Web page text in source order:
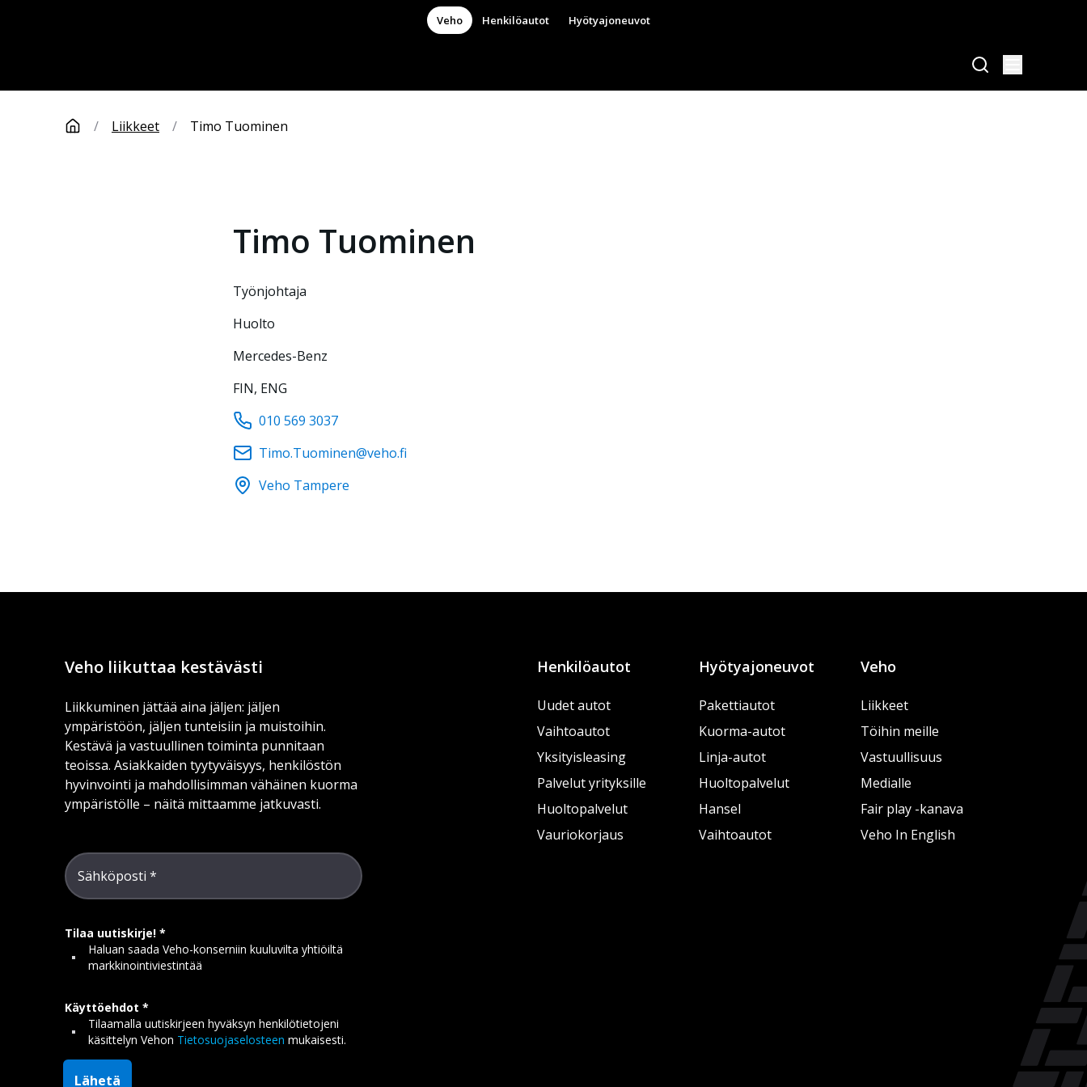
Veho Henkilöautot Hyötyajoneuvot
/ Liikkeet / Timo Tuominen
Timo Tuominen
työnjohtaja
Huolto
Mercedes-Benz
FIN, ENG
010 569 3037
Timo.Tuominen@veho.fi
Veho Tampere
Veho liikuttaa kestävästi
Liikkuminen jättää aina jäljen: jäljen
ympäristöön, jäljen tunteisiin ja muistoihin.
Kestävä ja vastuullinen toiminta punnitaan
teoissa. Asiakkaiden tyytyväisyys, henkilöstön
hyvinvointi ja mahdollisimman vähäinen kuorma
ympäristölle – näitä mittaamme jatkuvasti.
Sähköposti
Tilaa uutiskirje!
Haluan saada Veho-konserniin kuuluvilta yhtiöiltä
markkinointiviestintää
Käyttöehdot
Tilaamalla uutiskirjeen hyväksyn henkilötietojeni
käsittelyn Vehon Tietosuojaselosteen mukaisesti.
Lähetä
Henkilöautot
Uudet autot
Vaihtoautot
Yksityisleasing
Palvelut yrityksille
Huoltopalvelut
Vauriokorjaus
Hyötyajoneuvot
Pakettiautot
Kuorma-autot
Linja-autot
Huoltopalvelut
Hansel
Vaihtoautot
Veho
Liikkeet
Töihin meille
Vastuullisuus
Medialle
Fair play -kanava
Veho In English